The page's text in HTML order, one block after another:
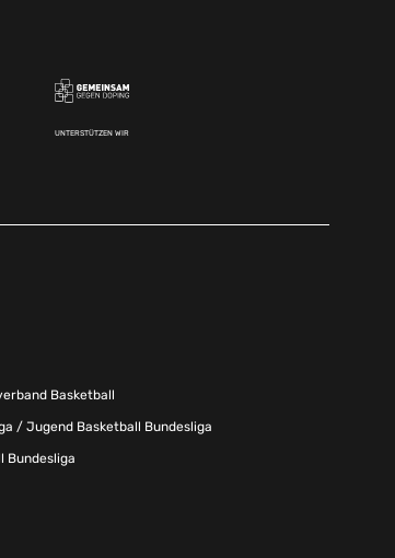
UNTERSTÜTZEN WIR
Basketball
/ Jugend Basketball Bundesliga
Bundesliga